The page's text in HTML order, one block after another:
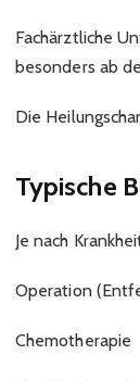
Fachärztliche
besonders ab
Die
Typische
Je nach
Operation
Chemotherapie